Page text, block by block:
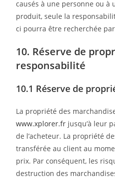
causés à une personne ou
produit, seule la
ci pourra être recherchée
10. Réserve de
responsabilité
10.1 Réserve de
La propriété des
www.xplorer.fr jusqu’à leur
de l’acheteur. La propriété
transférée au client au
prix. Par conséquent, les
destruction des